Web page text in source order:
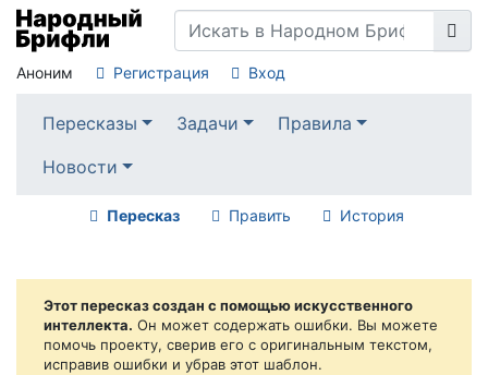
Аноним Регистрация Вход
Пересказы Задачи
Правила
Новости
Пересказ Править История
Этот пересказ создан с помощью искусственного
интеллекта. Он может содержать ошибки. Вы можете
помочь проекту, сверив его с оригинальным текстом,
исправив ошибки и убрав этот шаблон.